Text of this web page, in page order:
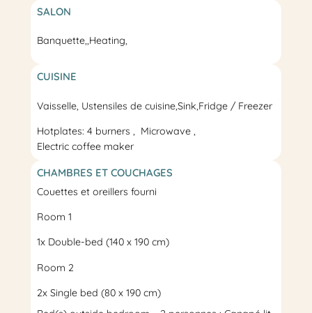
SALON
Banquette,,Heating,
CUISINE
Vaisselle, Ustensiles de cuisine,Sink Fridge / Freezer
Hotplates: 4 burners
Microwave
Electric coffee maker
CHAMBRES ET COUCHAGES
Couettes et oreillers fourni
Room 1
1x Double-bed (140 x 190 cm)
Room 2
2x Single bed (80 x 190 cm)